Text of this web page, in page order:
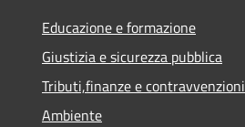
Educazione e formazione
Giustizia e sicurezza pubblica
Tributi,finanze e contravvenzioni
Ambiente